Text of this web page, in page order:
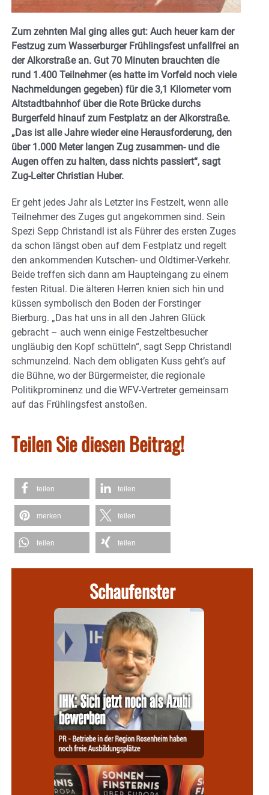
Zum zehnten Mal ging alles gut: Auch heuer kam der
Festzug zum Wasserburger Frühlingsfest unfallfrei an
der Alkorstraße an. Gut 70 Minuten brauchten die
rund 1.400 Teilnehmer (es hatte im Vorfeld noch viele
Nachmeldungen gegeben) für die 3,1 Kilometer vom
Altstadtbahnhof über die Rote Brücke durchs
Burgerfeld hinauf zum Festplatz an der Alkorstraße.
„Das ist alle Jahre wieder eine Herausforderung, den
über 1.000 Meter langen Zug zusammen- und die
Augen offen zu halten, dass nichts passiert“, sagt
Zug-Leiter Christian Huber.
Er geht jedes Jahr als Letzter ins Festzelt, wenn alle
Teilnehmer des Zuges gut angekommen sind. Sein
Spezi Sepp Christandl ist als Führer des ersten Zuges
da schon längst oben auf dem Festplatz und regelt
den ankommenden Kutschen- und Oldtimer-Verkehr.
Beide treffen sich dann am Haupteingang zu einem
festen Ritual. Die älteren Herren knien sich hin und
küssen symbolisch den Boden der Forstinger
Bierburg. „Das hat uns in all den Jahren Glück
gebracht – auch wenn einige Festzeltbesucher
ungläubig den Kopf schütteln“, sagt Sepp Christandl
schmunzelnd. Nach dem obligaten Kuss geht’s auf
die Bühne, wo der Bürgermeister, die regionale
Politikprominenz und die WFV-Vertreter gemeinsam
auf das Frühlingsfest anstoßen.
Teilen Sie diesen Beitrag!
teilen teilen
merken teilen
teilen teilen
Schaufenster